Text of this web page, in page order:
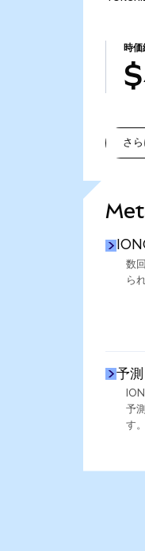
時価
さ
数
ら
予測
予
す。